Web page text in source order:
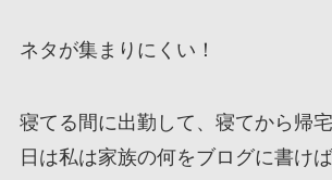
ネタが集まりにくい！
寝てる間に出勤して、寝てから帰
日は私は家族の何をブログに書け